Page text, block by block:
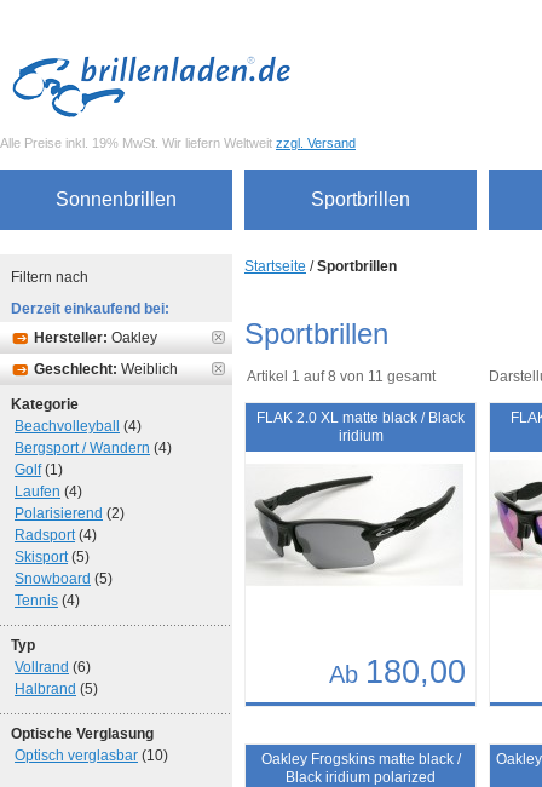
Alle Preise inkl. 19% MwSt. Wir liefern Weltweit zzgl. Versand
Sonnenbrillen Sportbrillen
Startseite /Sportbrillen
Sportbrillen
Artikel 1 auf 8 von 11 gesamt
FLAK 2.0 XL matte black / Black
iridium
Ab 180,00
Art.-Nr.: 10374 Art.-
Oakley Frogskins matte black /
Black iridium polarized
Filtern nach
Derzeit einkaufend bei:
Hersteller: Oakley
Geschlecht: Weiblich
Kategorie
Beachvolleyball
(4)
Bergsport / Wandern (4)
Golf(1)
Laufen (4)
Polarisierend (2)
Radsport(4)
Skisport(5)
Snowboard (5)
Tennis (4)
Typ
Vollrand (6)
Halbrand (5)
Optische Verglasung
Optisch verglasbar (10)